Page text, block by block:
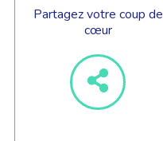
Partagez votre coup de
cœur